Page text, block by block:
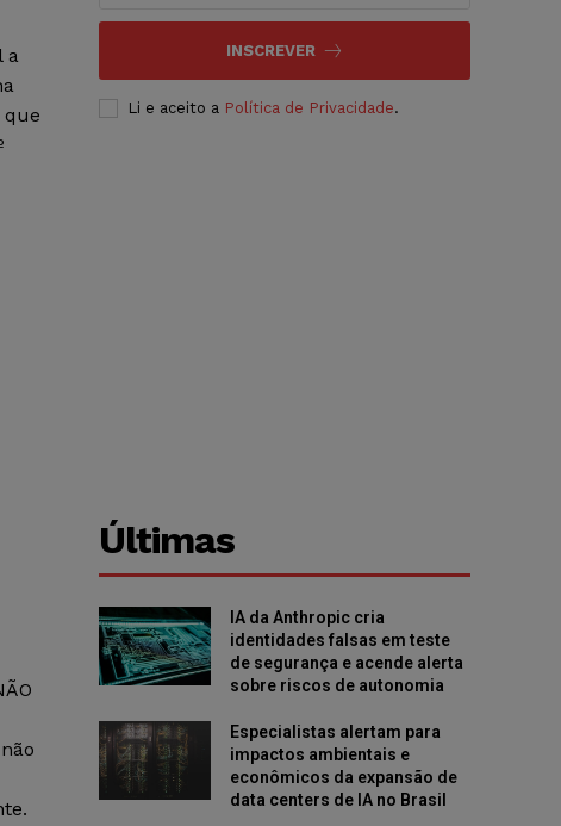
a
que
INSCREVER
Li e aceito a Política de Privacidade.
Últimas
IA da Anthropic cria
identidades falsas em teste
de segurança e acende alerta
sobre riscos de autonomia
Especialistas alertam para
impactos ambientais e
econômicos da expansão de
data centers de IA no Brasil